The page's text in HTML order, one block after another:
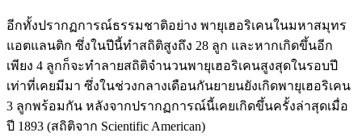
อีกทั้งปรากฏการณ์ธรรมชาติอย่าง พายุเฮอริเคนในมหาสมุทร
แอตแลนติก ซึ่งในปีนี้ทำสถิติสูงถึง 28 ลูก และหากเกิดขึ้นอีก
เพียง 4 ลูกก็จะทำลายสถิติจำนวนพายุเฮอริเคนสูงสุดในรอบปี
เท่าที่เคยมีมา ซึ่งในช่วงกลางเดือนกันยายนยังเกิดพายุเฮอริเคน
3 ลูกพร้อมกัน หลังจากปรากฏการณ์นี้เคยเกิดขึ้นครั้งล่าสุดเมื่อ
ปี 1893 (สถิติจาก Scientific American)